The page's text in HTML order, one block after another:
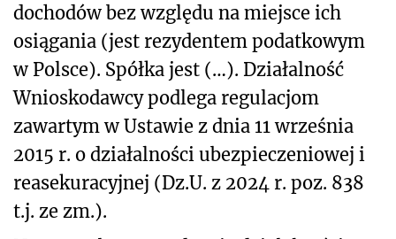
dochodów bez względu na miejsce ich
osiągania (jest rezydentem podatkowym
w Polsce). Spółka jest (…). Działalność
Wnioskodawcy podlega regulacjom
zawartym w Ustawie z dnia 11 września
2015 r. o działalności ubezpieczeniowej i
reasekuracyjnej (Dz.U. z 2024 r. poz. 838
t.j. ze zm.).